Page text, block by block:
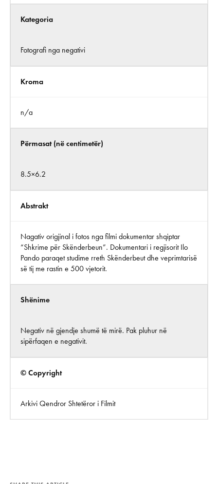
Kategoria
Fotografi nga negativi
Kroma
n/a
Përmasat (në centimetër)
8.5×6.2
Abstrakt
Nagativ origjinal i fotos nga filmi dokumentar shqiptar
“Shkrime për Skënderbeun”. Dokumentari i regjisorit Ilo
Pando paraqet studime rreth Skënderbeut dhe veprimtarisë
së tij me rastin e 500 vjetorit.
Shënime
Negativ në gjendje shumë të mirë. Pak pluhur në
sipërfaqen e negativit.
© Copyright
Arkivi Qendror Shtetëror i Filmit